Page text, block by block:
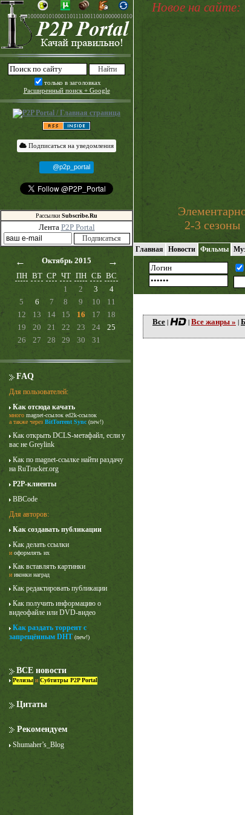
только в заголовках
Расширенный поиск + Google
Подписаться на уведомления
@p2p_portal
Рассылки Subscribe.Ru
Лента P2P Portal
← Октябрь 2015 →
ПН ВТ СР ЧТ ПН СБ ВС
1
2 3
4
5
6 7 8 9 10
11
12
13 14 15 16 17
18
19
20 21 22 23 24
25
26
27 28 29 30 31
FAQ
Для пользователей:
Как отсюда качать
много magnet-ссылок ed2k-ссылок
а также через BitTorrent Sync (new!)
Как открыть DCLS-метафайл, если у
вас не Greylink
Как по magnet-ссылке найти раздачу
на RuTracker.org
P2P-клиенты
BBCode
Для авторов:
Как создавать публикации
Как делать ссылки
и оформлять их
Как вставлять картинки
и иконки наград
Как редактировать публикации
Как получить информацию о
видеофайле или DVD-видео
Как раздать торрент с
запрещённым DHT (new!)
ВСЕ новости
Релизы и Субтитры P2P Portal
Цитаты
Рекомендуем
Shumaher’s_Blog
Новое на сайте:
2-3 сезоны
Главная Новости Фильмы
Все Все жанры »